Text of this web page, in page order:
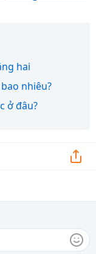
hai
nhiêu?
ở đâu?